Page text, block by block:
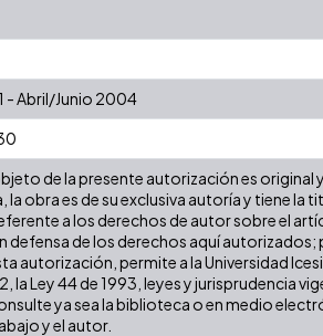
- Abril/Junio 2004
de la presente autorización es
obra es de su exclusiva autoría y tiene la
a los derechos de autor sobre el
defensa de los derechos aquí
autorización, permite a la Universidad
la Ley 44 de 1993, leyes y jurisprudencia
ya sea la biblioteca o en medio
y el autor.